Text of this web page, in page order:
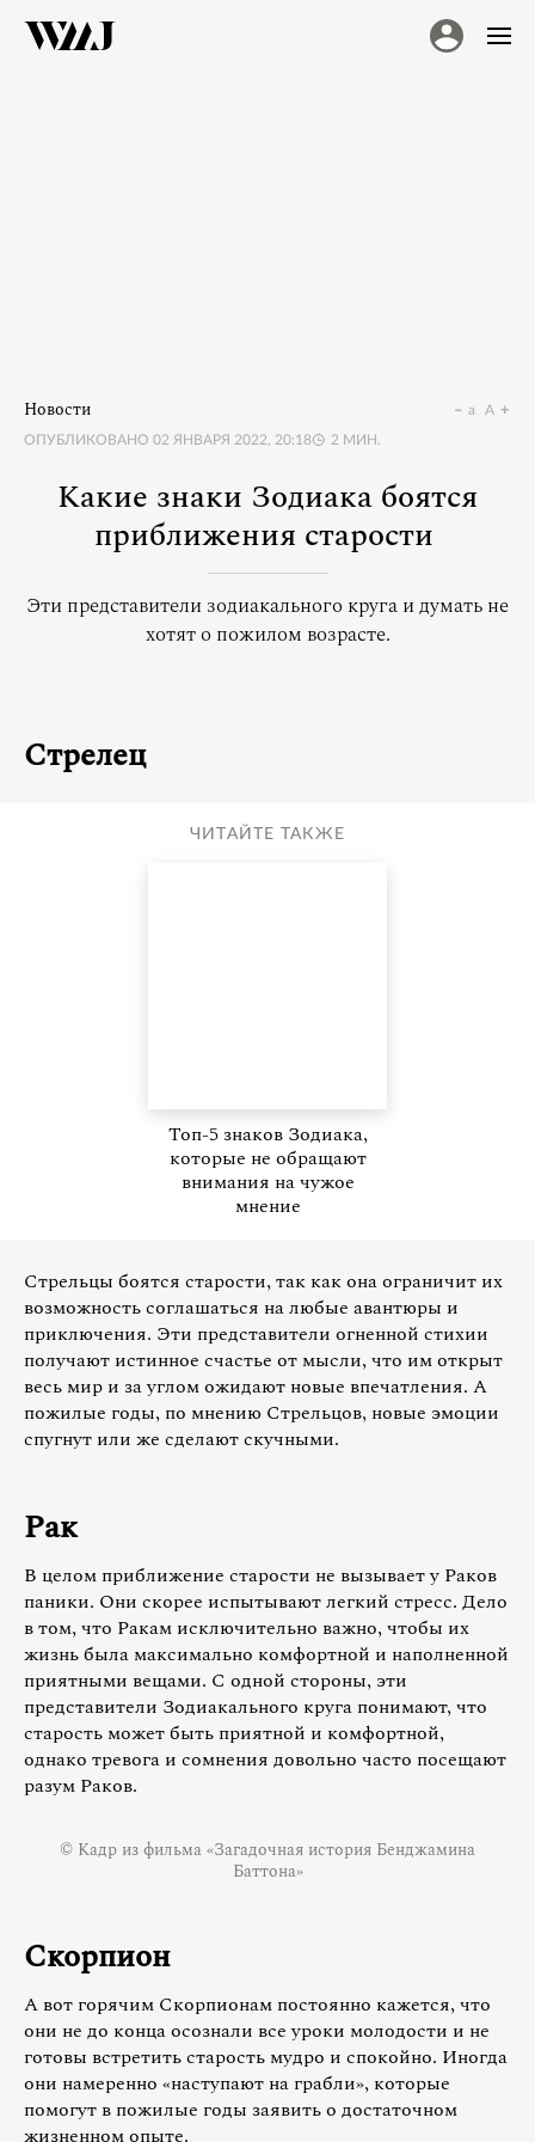
Новости
ОПУБЛИКОВАНО 02 ЯНВАРЯ 2022, 20:18 2 МИН.
a A
Какие знаки Зодиака боятся
приближения старости
Эти представители зодиакального круга и думать не
хотят о пожилом возрасте.
Стрелец
ЧИТАЙТЕ ТАКЖЕ
Топ-5 знаков Зодиака,
которые не обращают
внимания на чужое
мнение
Стрельцы боятся старости, так как она ограничит их
возможность соглашаться на любые авантюры и
приключения. Эти представители огненной стихии
получают истинное счастье от мысли, что им открыт
весь мир и за углом ожидают новые впечатления. А
пожилые годы, по мнению Стрельцов, новые эмоции
спугнут или же сделают скучными.
Рак
В целом приближение старости не вызывает у Раков
паники. Они скорее испытывают легкий стресс. Дело
в том, что Ракам исключительно важно, чтобы их
жизнь была максимально комфортной и наполненной
приятными вещами. С одной стороны, эти
представители Зодиакального круга понимают, что
старость может быть приятной и комфортной,
однако тревога и сомнения довольно часто посещают
разум Раков.
© Кадр из фильма «Загадочная история Бенджамина
Баттона»
Скорпион
А вот горячим Скорпионам постоянно кажется, что
они не до конца осознали все уроки молодости и не
готовы встретить старость мудро и спокойно. Иногда
они намеренно «наступают на грабли», которые
помогут в пожилые годы заявить о достаточном